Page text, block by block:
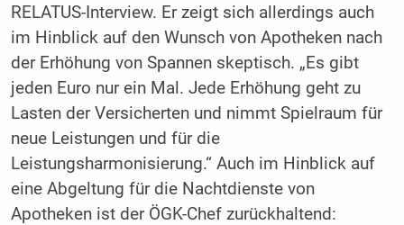
RELATUS-Interview. Er zeigt sich allerdings auch
im Hinblick auf den Wunsch von Apotheken nach
der Erhöhung von Spannen skeptisch. „Es gibt
jeden Euro nur ein Mal. Jede Erhöhung geht zu
Lasten der Versicherten und nimmt Spielraum für
neue Leistungen und für die
Leistungsharmonisierung.“ Auch im Hinblick auf
eine Abgeltung für die Nachtdienste von
Apotheken ist der ÖGK-Chef zurückhaltend: